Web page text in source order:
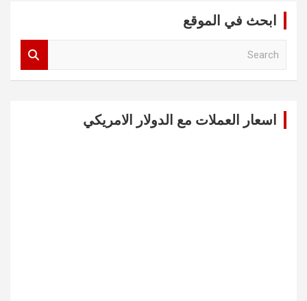
ابحث في الموقع
اسعار العملات مع الدولار الامريكي